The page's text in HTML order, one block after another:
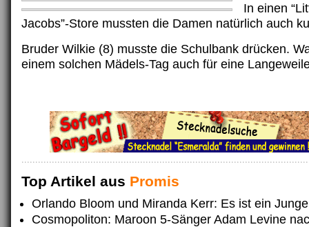
In einen
Jacobs”-Store mussten die Damen natürlich auch
Bruder Wilkie (8) musste die Schulbank drücken.
einem solchen Mädels-Tag auch für eine
Top Artikel aus Promis
Orlando Bloom und Miranda Kerr: Es ist ein Junge
Cosmopoliton: Maroon 5-Sänger Adam Levine